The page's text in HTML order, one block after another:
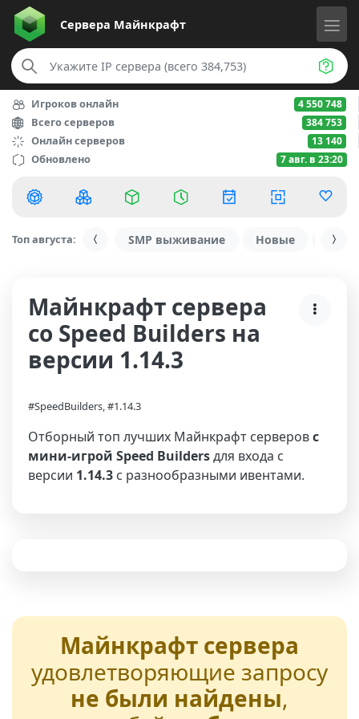
Сервера Майнкрафт
Игроков онлайн 4 550 748
Всего серверов 384 753
Онлайн серверов 13 140
Обновлено 7 авг. в 23:20
Топ августа: SMP выживание Новые С
Майнкрафт сервера
со Speed Builders на
версии 1.14.3
#SpeedBuilders, #1.14.3
Отборный топ лучших Майнкрафт серверовс
мини-игрой Speed Buildersдля входа с
версии 1.14.3 с разнообразными ивентами.
Майнкрафт сервера
удовлетворяющие запросу
не были найдены,